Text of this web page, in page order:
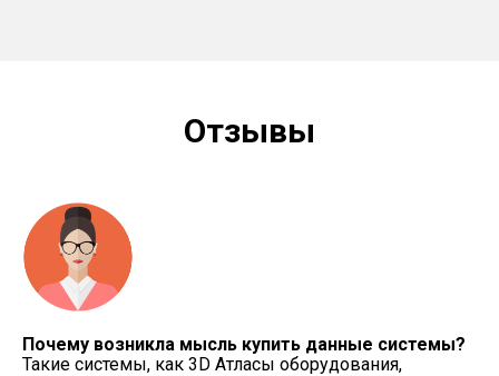
Отзывы
Почему возникла мысль купить данные системы?
Такие системы, как 3D Атласы оборудования,